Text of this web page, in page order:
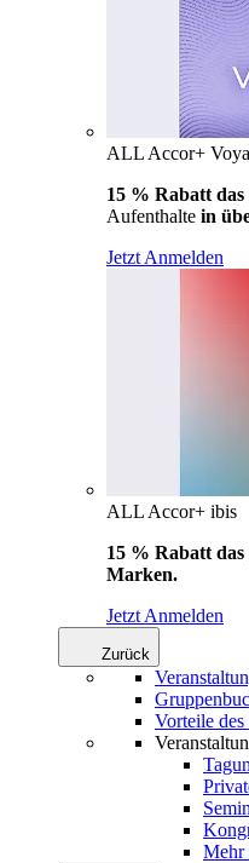
ALL Accor+
15 % Rabatt das
Aufenthalte in
Jetzt Anmelden
ALL Accor+ ibis
15 % Rabatt das
Marken.
Jetzt Anmelden
Zurück
Vorteile
Mehr